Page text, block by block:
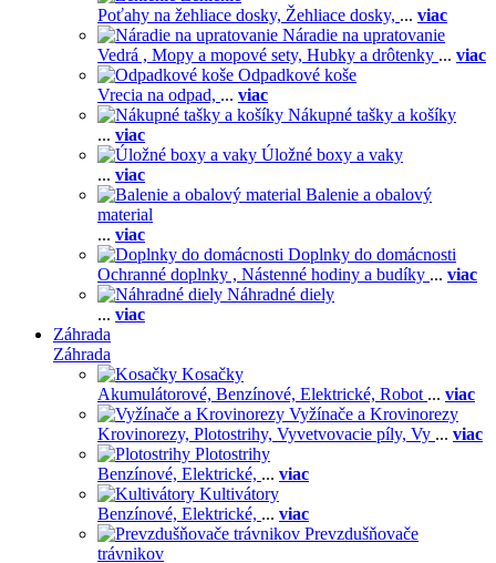
Poťahy na žehliace dosky, Žehliace dosky, ... viac
Náradie na upratovanie
Vedrá , Mopy a mopové sety, Hubky a drôtenky ... viac
Odpadkové koše
Vrecia na odpad, ... viac
Nákupné tašky a košíky
... viac
Úložné boxy a vaky
... viac
Balenie a obalový
material
... viac
Doplnky do domácnosti
Ochranné doplnky , Nástenné hodiny a budíky ... viac
Náhradné diely
... viac
Záhrada
Záhrada
Kosačky
Akumulátorové, Benzínové, Elektrické, Robot ... viac
Vyžínače a Krovinorezy
Krovinorezy, Plotostrihy, Vyvetvovacie píly, Vy ... viac
Plotostrihy
Benzínové, Elektrické, ... viac
Kultivátory
Benzínové, Elektrické, ... viac
Prevzdušňovače
trávnikov